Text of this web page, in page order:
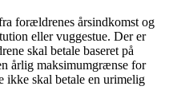
forældrenes årsindkomst og
eller vuggestue. Der er
skal betale baseret på
årlig maksimumgrænse for
ikke skal betale en urimelig